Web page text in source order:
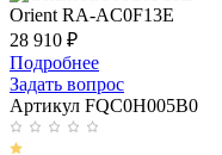
Orient RA-AC0F13E
28 910 ₽
Подробнее
Задать вопрос
Артикул FQC0H005B0